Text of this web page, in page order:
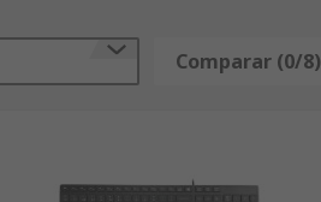
Comparar (0/8)